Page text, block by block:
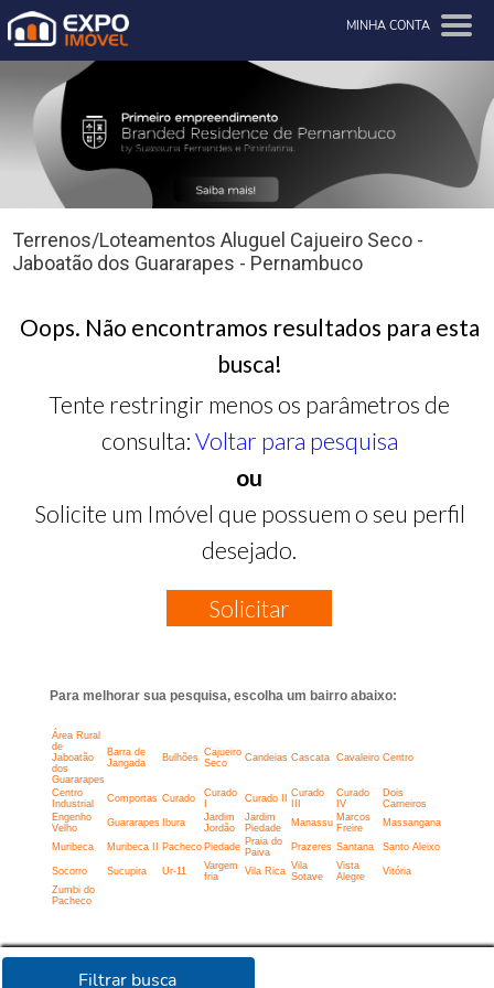
MINHA CONTA
Filtrar busca
Terrenos/Loteamentos Aluguel Cajueiro Seco -
Jaboatão dos Guararapes - Pernambuco
Oops. Não encontramos resultados para esta
busca!
Tente restringir menos os parâmetros de
consulta: Voltar para pesquisa
ou
Solicite um Imóvel que possuem o seu perfil
desejado.
Solicitar
Para melhorar sua pesquisa, escolha um bairro abaixo:
Área Rural
de
Jaboatão
dos
Guararapes
Barra de
Jangada
Bulhões Cajueiro
Seco
Candeias Cascata Cavaleiro Centro
Centro
Industrial
Comportas Curado
Curado
Curado II
Curado
Curado
IV
Dois
Carneiros
Engenho
Velho
Guararapes Ibura
Jardim
Jordão
Jardim
Piedade
Manassu Marcos
Freire
Massangana
Muribeca Muribeca II Pacheco Piedade Praia do
Paiva
Prazeres Santana Santo Aleixo
Socorro Sucupira Ur-11
Vargem
fria
Vila Rica Vila
Sotave
Vista
Alegre
Vitória
Zumbi do
Pacheco